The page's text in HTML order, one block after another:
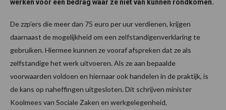
werken voor een bedrag waar ze niet van kunnen rondkomen.
De zzp’ers die meer dan 75 euro per uur verdienen, krijgen
daarnaast de mogelijkheid om een zelfstandigenverklaring te
gebruiken. Hiermee kunnen ze vooraf afspreken dat ze als
zelfstandige het werk uitvoeren. Als ze aan bepaalde
voorwaarden voldoen en hiernaar ook handelen in de praktijk, is
de kans op naheffingen uitgesloten. Dit schrijven minister
Koolmees van Sociale Zaken en werkgelegenheid,